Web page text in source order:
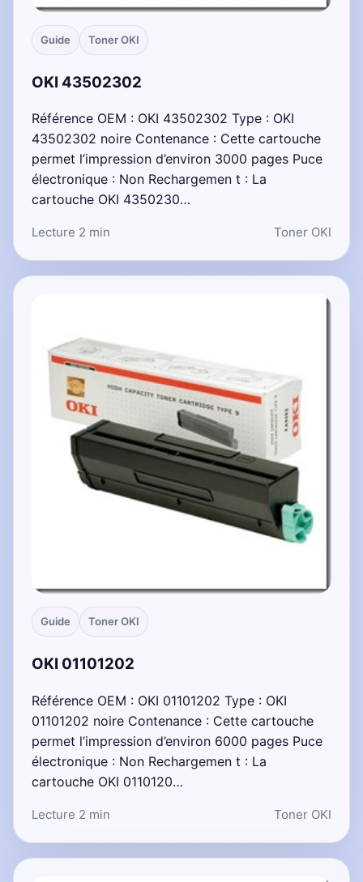
Guide Toner OKI
OKI 43502302
Référence OEM : OKI 43502302 Type : OKI
43502302 noire Contenance : Cette cartouche
permet l’impression d’environ 3000 pages Puce
électronique : Non Rechargemen t : La
cartouche OKI 4350230…
Lecture 2 min Toner OKI
Guide Toner OKI
OKI 01101202
Référence OEM : OKI 01101202 Type : OKI
01101202 noire Contenance : Cette cartouche
permet l’impression d’environ 6000 pages Puce
électronique : Non Rechargemen t : La
cartouche OKI 0110120…
Lecture 2 min Toner OKI